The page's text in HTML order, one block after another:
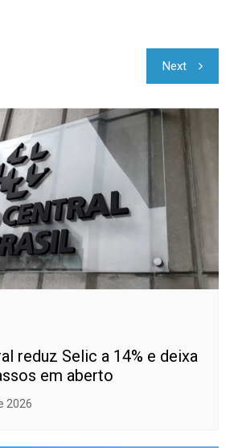
Next
reduz Selic a 14% e deixa
em aberto
2026